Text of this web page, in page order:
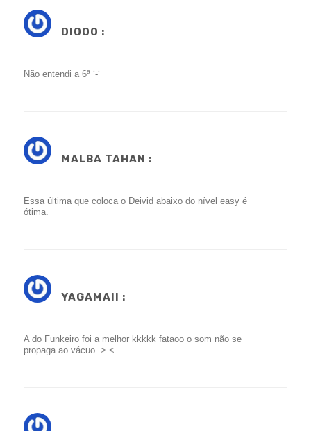
DIOOO :
Não entendi a 6ª ‘-‘
MALBA TAHAN :
Essa última que coloca o Deivid abaixo do nível easy é
ótima.
YAGAMAII :
A do Funkeiro foi a melhor kkkkk fataoo o som não se
propaga ao vácuo. >.<